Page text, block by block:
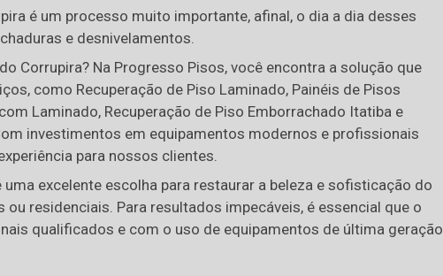
é um processo muito importante, afinal, o dia a dia desses
e desnivelamentos.
Corrupira? Na Progresso Pisos, você encontra a solução que
como Recuperação de Piso Laminado, Painéis de Pisos
Laminado, Recuperação de Piso Emborrachado Itatiba e
investimentos em equipamentos modernos e profissionais
para nossos clientes.
excelente escolha para restaurar a beleza e sofisticação do
residenciais. Para resultados impecáveis, é essencial que o
qualificados e com o uso de equipamentos de última geração.